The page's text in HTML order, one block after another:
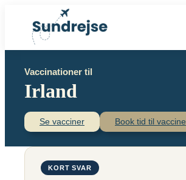
Vacciner
Vacciner
Centraleuropæisk
Destinationer
Find over 240 destinationer!
Populære destinationer
Priser
Vaccinationer til
Irland
Se vacciner Book tid til vaccine
KORT SVAR